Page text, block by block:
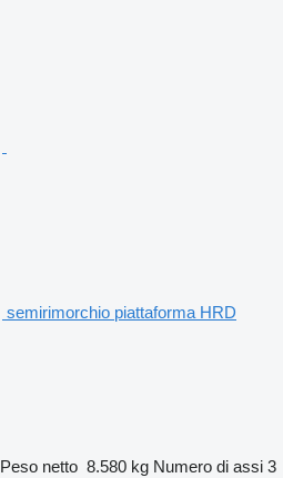
semirimorchio piattaforma HRD
Peso netto 8.580 kg Numero di assi 3